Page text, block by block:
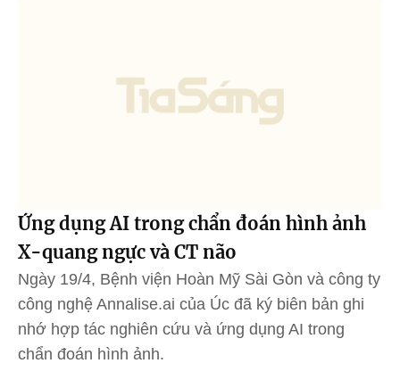
Ứng dụng AI trong chẩn đoán hình ảnh
X-quang ngực và CT não
Ngày 19/4, Bệnh viện Hoàn Mỹ Sài Gòn và công ty
công nghệ Annalise.ai của Úc đã ký biên bản ghi
nhớ hợp tác nghiên cứu và ứng dụng AI trong
chẩn đoán hình ảnh.